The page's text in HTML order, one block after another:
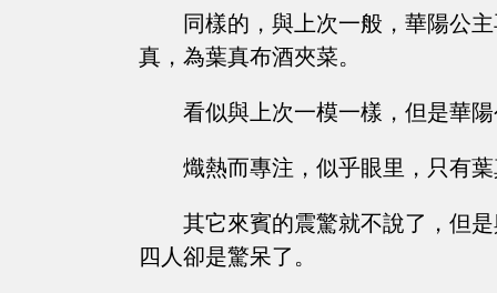
同樣的，與上次一般，華陽公
真，為葉真布酒夾菜。
看似與上次一模一樣，但是華
熾熱而專注，似乎眼里，只有
其它來賓的震驚就不說了，但
四人卻是驚呆了。